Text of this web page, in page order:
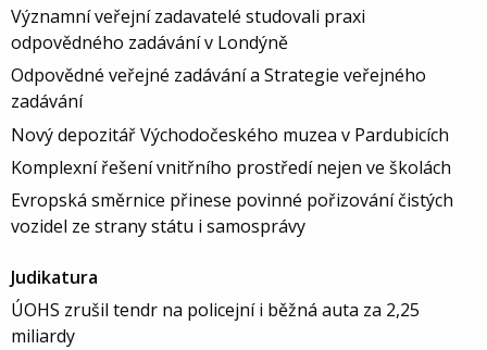
Významní veřejní zadavatelé studovali praxi
odpovědného zadávání v Londýně
Odpovědné veřejné zadávání a Strategie veřejného
zadávání
Nový depozitář Východočeského muzea v Pardubicích
Komplexní řešení vnitřního prostředí nejen ve školách
Evropská směrnice přinese povinné pořizování čistých
vozidel ze strany státu i samosprávy
Judikatura
ÚOHS zrušil tendr na policejní i běžná auta za 2,25
miliardy